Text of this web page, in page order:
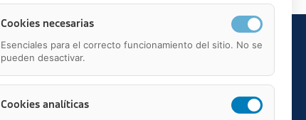
Cookies necesarias
Esenciales para el correcto funcionamiento del sitio. No se
pueden desactivar.
Cookies analíticas